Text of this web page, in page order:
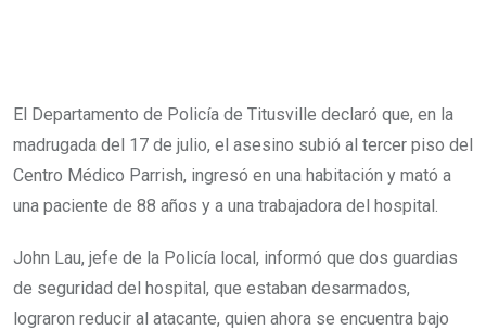
El Departamento de Policía de Titusville declaró que, en la
madrugada del 17 de julio, el asesino subió al tercer piso del
Centro Médico Parrish, ingresó en una habitación y mató a
una paciente de 88 años y a una trabajadora del hospital.
John Lau, jefe de la Policía local, informó que dos guardias
de seguridad del hospital, que estaban desarmados,
lograron reducir al atacante, quien ahora se encuentra bajo